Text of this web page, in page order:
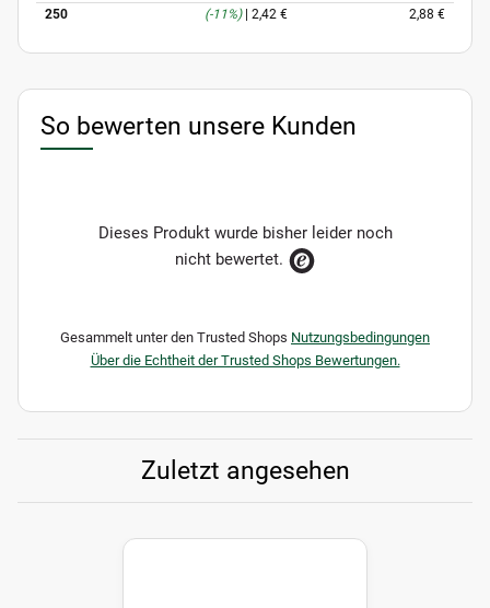
250
(-11%) 2,42 € 2,88 €
So bewerten unsere Kunden
Dieses Produkt wurde bisher leider noch
nicht bewertet.
Gesammelt unter den Trusted Shops Nutzungsbedingungen
Über die Echtheit der Trusted Shops Bewertungen.
Zuletzt angesehen